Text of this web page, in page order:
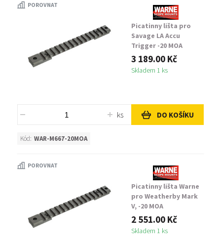
POROVNAT
Picatinny lišta pro
Savage LA Accu
Trigger -20 MOA
3 189.00 Kč
Skladem 1 ks
ks DO KOŠÍKU
Kód: WAR-M667-20MOA
POROVNAT
Picatinny lišta Warne
pro Weatherby Mark
V, -20 MOA
2 551.00 Kč
Skladem 1 ks